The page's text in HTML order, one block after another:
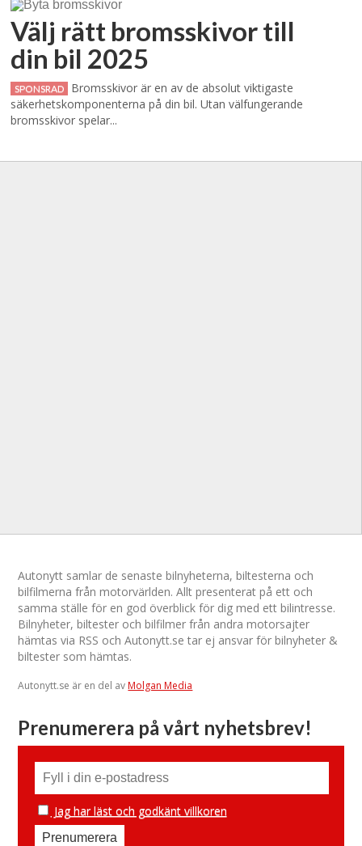
Välj rätt bromsskivor till
din bil 2025
SPONSRAD
Bromsskivor är en av de absolut viktigaste
säkerhetskomponenterna på din bil. Utan välfungerande
bromsskivor spelar...
Autonytt samlar de senaste bilnyheterna, biltesterna och
bilfilmerna från motorvärlden. Allt presenterat på ett och
samma ställe för en god överblick för dig med ett bilintresse.
Bilnyheter, biltester och bilfilmer från andra motorsajter
hämtas via RSS och Autonytt.se tar ej ansvar för bilnyheter &
biltester som hämtas.
Autonytt.se är en del avMolgan Media
Prenumerera på vårt nyhetsbrev!
Jag har läst och godkänt villkoren